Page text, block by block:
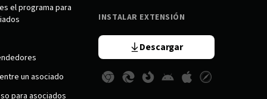
el programa para
un asociado
para asociados
INSTALAR EXTENSIÓN
Descargar